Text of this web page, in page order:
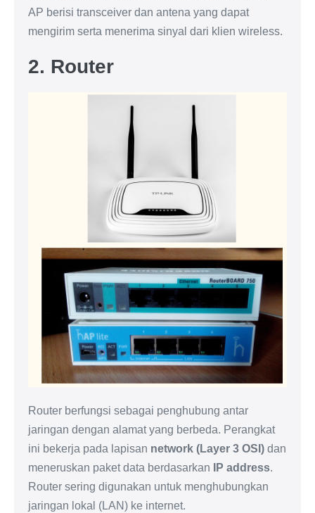
AP berisi transceiver dan antena yang dapat
mengirim serta menerima sinyal dari klien wireless.
2. Router
Router berfungsi sebagai penghubung antar
jaringan dengan alamat yang berbeda. Perangkat
ini bekerja pada lapisan network (Layer 3 OSI) dan
meneruskan paket data berdasarkan
IP address.
Router sering digunakan untuk menghubungkan
jaringan lokal (LAN) ke internet.